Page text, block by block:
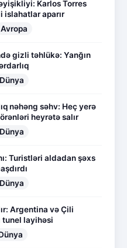
Karlos Torres
aparır
Avropa
gizli təhlükə: Yanğın
Dünya
nəhəng səhv: Heç yerə
heyrətə salır
Dünya
Turistləri aldadan şəxs
Dünya
Argentina və Çili
tunel layihəsi